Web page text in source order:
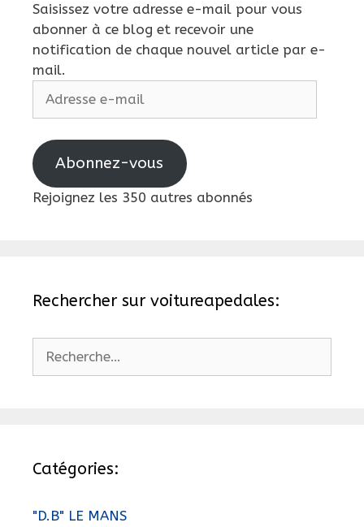
Saisissez votre adresse e-mail pour vous
abonner à ce blog et recevoir une
notification de chaque nouvel article par e-
mail.
Abonnez-vous
Rejoignez les 350 autres abonnés
Rechercher sur voitureapedales:
Catégories:
"D.B" LE MANS